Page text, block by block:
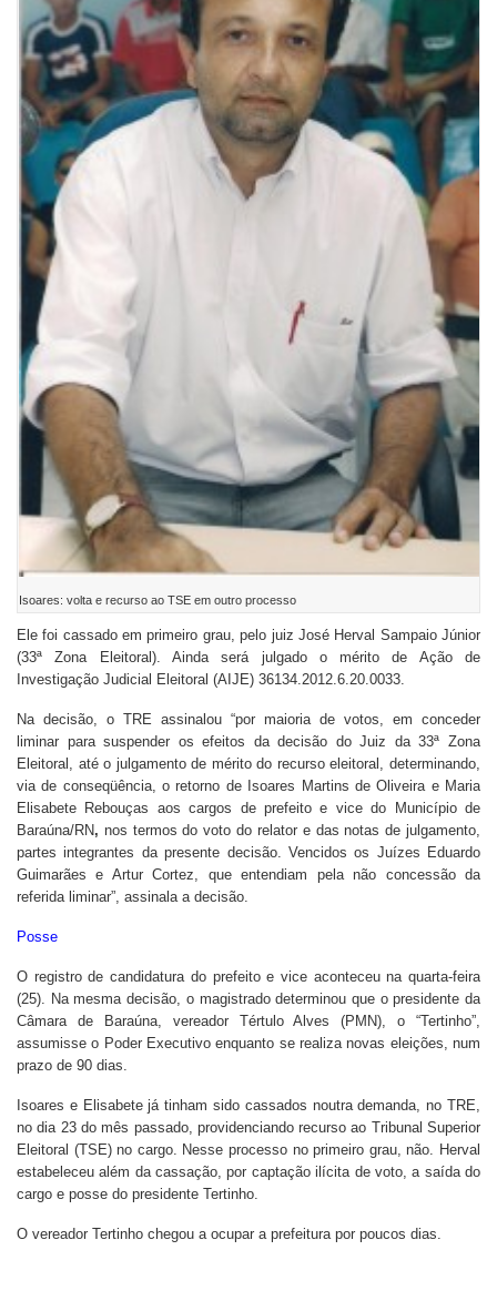
Isoares: volta e recurso ao TSE em outro processo
Ele foi cassado em primeiro grau, pelo juiz José Herval Sampaio Júnior
(33ª Zona Eleitoral). Ainda será julgado o mérito de Ação de
Investigação Judicial Eleitoral (AIJE) 36134.2012.6.20.0033.
Na decisão, o TRE assinalou “por maioria de votos, em conceder
liminar para suspender os efeitos da decisão do Juiz da 33ª Zona
Eleitoral, até o julgamento de mérito do recurso eleitoral, determinando,
via de conseqüência, o retorno de Isoares Martins de Oliveira e Maria
Elisabete Rebouças aos cargos de prefeito e vice do Município de
Baraúna/RN, nos termos do voto do relator e das notas de julgamento,
partes integrantes da presente decisão. Vencidos os Juízes Eduardo
Guimarães e Artur Cortez, que entendiam pela não concessão da
referida liminar”, assinala a decisão.
Posse
O registro de candidatura do prefeito e vice aconteceu na quarta-feira
(25). Na mesma decisão, o magistrado determinou que o presidente da
Câmara de Baraúna, vereador Tértulo Alves (PMN), o “Tertinho”,
assumisse o Poder Executivo enquanto se realiza novas eleições, num
prazo de 90 dias.
Isoares e Elisabete já tinham sido cassados noutra demanda, no TRE,
no dia 23 do mês passado, providenciando recurso ao Tribunal Superior
Eleitoral (TSE) no cargo. Nesse processo no primeiro grau, não. Herval
estabeleceu além da cassação, por captação ilícita de voto, a saída do
cargo e posse do presidente Tertinho.
O vereador Tertinho chegou a ocupar a prefeitura por poucos dias.